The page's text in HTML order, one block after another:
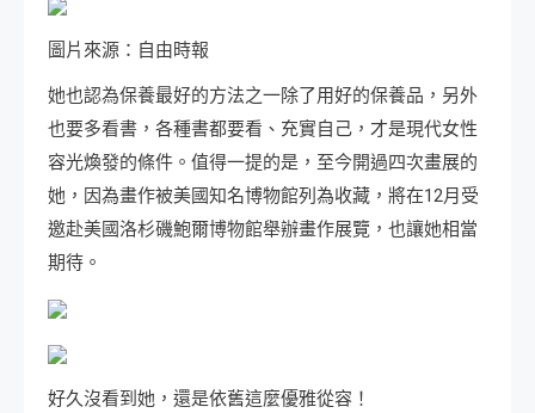
圖片來源：自由時報
她也認為保養最好的方法之一除了用好的保養品，另外
也要多看書，各種書都要看、充實自己，才是現代女性
容光煥發的條件。值得一提的是，至今開過四次畫展的
她，因為畫作被美國知名博物館列為收藏，將在12月受
邀赴美國洛杉磯鮑爾博物館舉辦畫作展覽，也讓她相當
期待。
好久沒看到她，還是依舊這麼優雅從容！